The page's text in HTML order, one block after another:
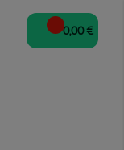
0,00 €